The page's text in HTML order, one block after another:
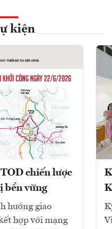
kiện
chiến lược
bền vững
hướng giao
hợp với mạng